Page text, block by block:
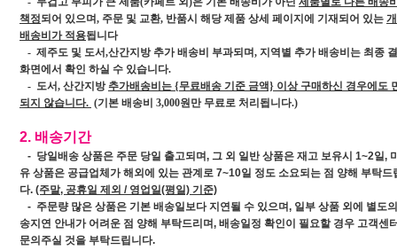
책정되어 있으며, 주문 및 교환, 반품시 해당 제품 상세 페이지에 기재되어 있는
배송비가 적용됩니다
- 제주도 및 도서,산간지방 추가 배송비 부과되며, 지역별 추가 배송비는 최종
화면에서 확인 하실 수 있습니다.
- 도서, 산간지방 추가배송비는 {무료배송 기준 금액} 이상 구매하신 경우에도
되지 않습니다. (기본 배송비 3,000원만 무료로 처리됩니다.)
2. 배송기간
- 당일배송 상품은 주문 당일 출고되며, 그 외 일반 상품은 재고 보유시 1~2일,
유 상품은 공급업체가 해외에 있는 관계로 7~10일 정도 소요되는 점 양해 부탁드
다. (주말, 공휴일 제외 / 영업일(평일) 기준)
- 주문량 많은 상품은 기본 배송일보다 지연될 수 있으며, 일부 상품 외에 별도
송지연 안내가 어려운 점 양해 부탁드리며, 배송일정 확인이 필요할 경우 고객센
문의주실 것을 부탁드립니다.